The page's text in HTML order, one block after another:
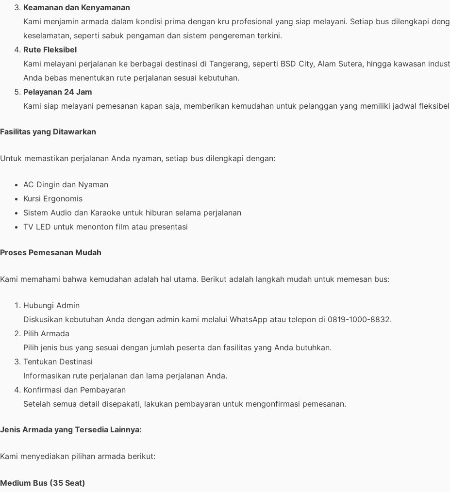
Keamanan dan Kenyamanan
Kami menjamin armada dalam kondisi prima dengan kru profesional yang siap melayani. Setiap bus dilengkapi
keselamatan, seperti sabuk pengaman dan sistem pengereman terkini.
Rute Fleksibel
Kami melayani perjalanan ke berbagai destinasi di Tangerang, seperti BSD City, Alam Sutera, hingga kawasan
Anda bebas menentukan rute perjalanan sesuai kebutuhan.
Pelayanan 24 Jam
Kami siap melayani pemesanan kapan saja, memberikan kemudahan untuk pelanggan yang memiliki jadwal
Fasilitas yang Ditawarkan
Untuk memastikan perjalanan Anda nyaman, setiap bus dilengkapi dengan:
AC Dingin dan Nyaman
Kursi Ergonomis
Sistem Audio dan Karaoke untuk hiburan selama perjalanan
TV LED untuk menonton film atau presentasi
Proses Pemesanan Mudah
Kami memahami bahwa kemudahan adalah hal utama. Berikut adalah langkah mudah untuk memesan bus:
Hubungi Admin
Diskusikan kebutuhan Anda dengan admin kami melalui WhatsApp atau telepon di 0819-1000-8832.
Pilih Armada
Pilih jenis bus yang sesuai dengan jumlah peserta dan fasilitas yang Anda butuhkan.
Tentukan Destinasi
Informasikan rute perjalanan dan lama perjalanan Anda.
Konfirmasi dan Pembayaran
Setelah semua detail disepakati, lakukan pembayaran untuk mengonfirmasi pemesanan.
Jenis Armada yang Tersedia Lainnya:
Kami menyediakan pilihan armada berikut:
Medium Bus (35 Seat)